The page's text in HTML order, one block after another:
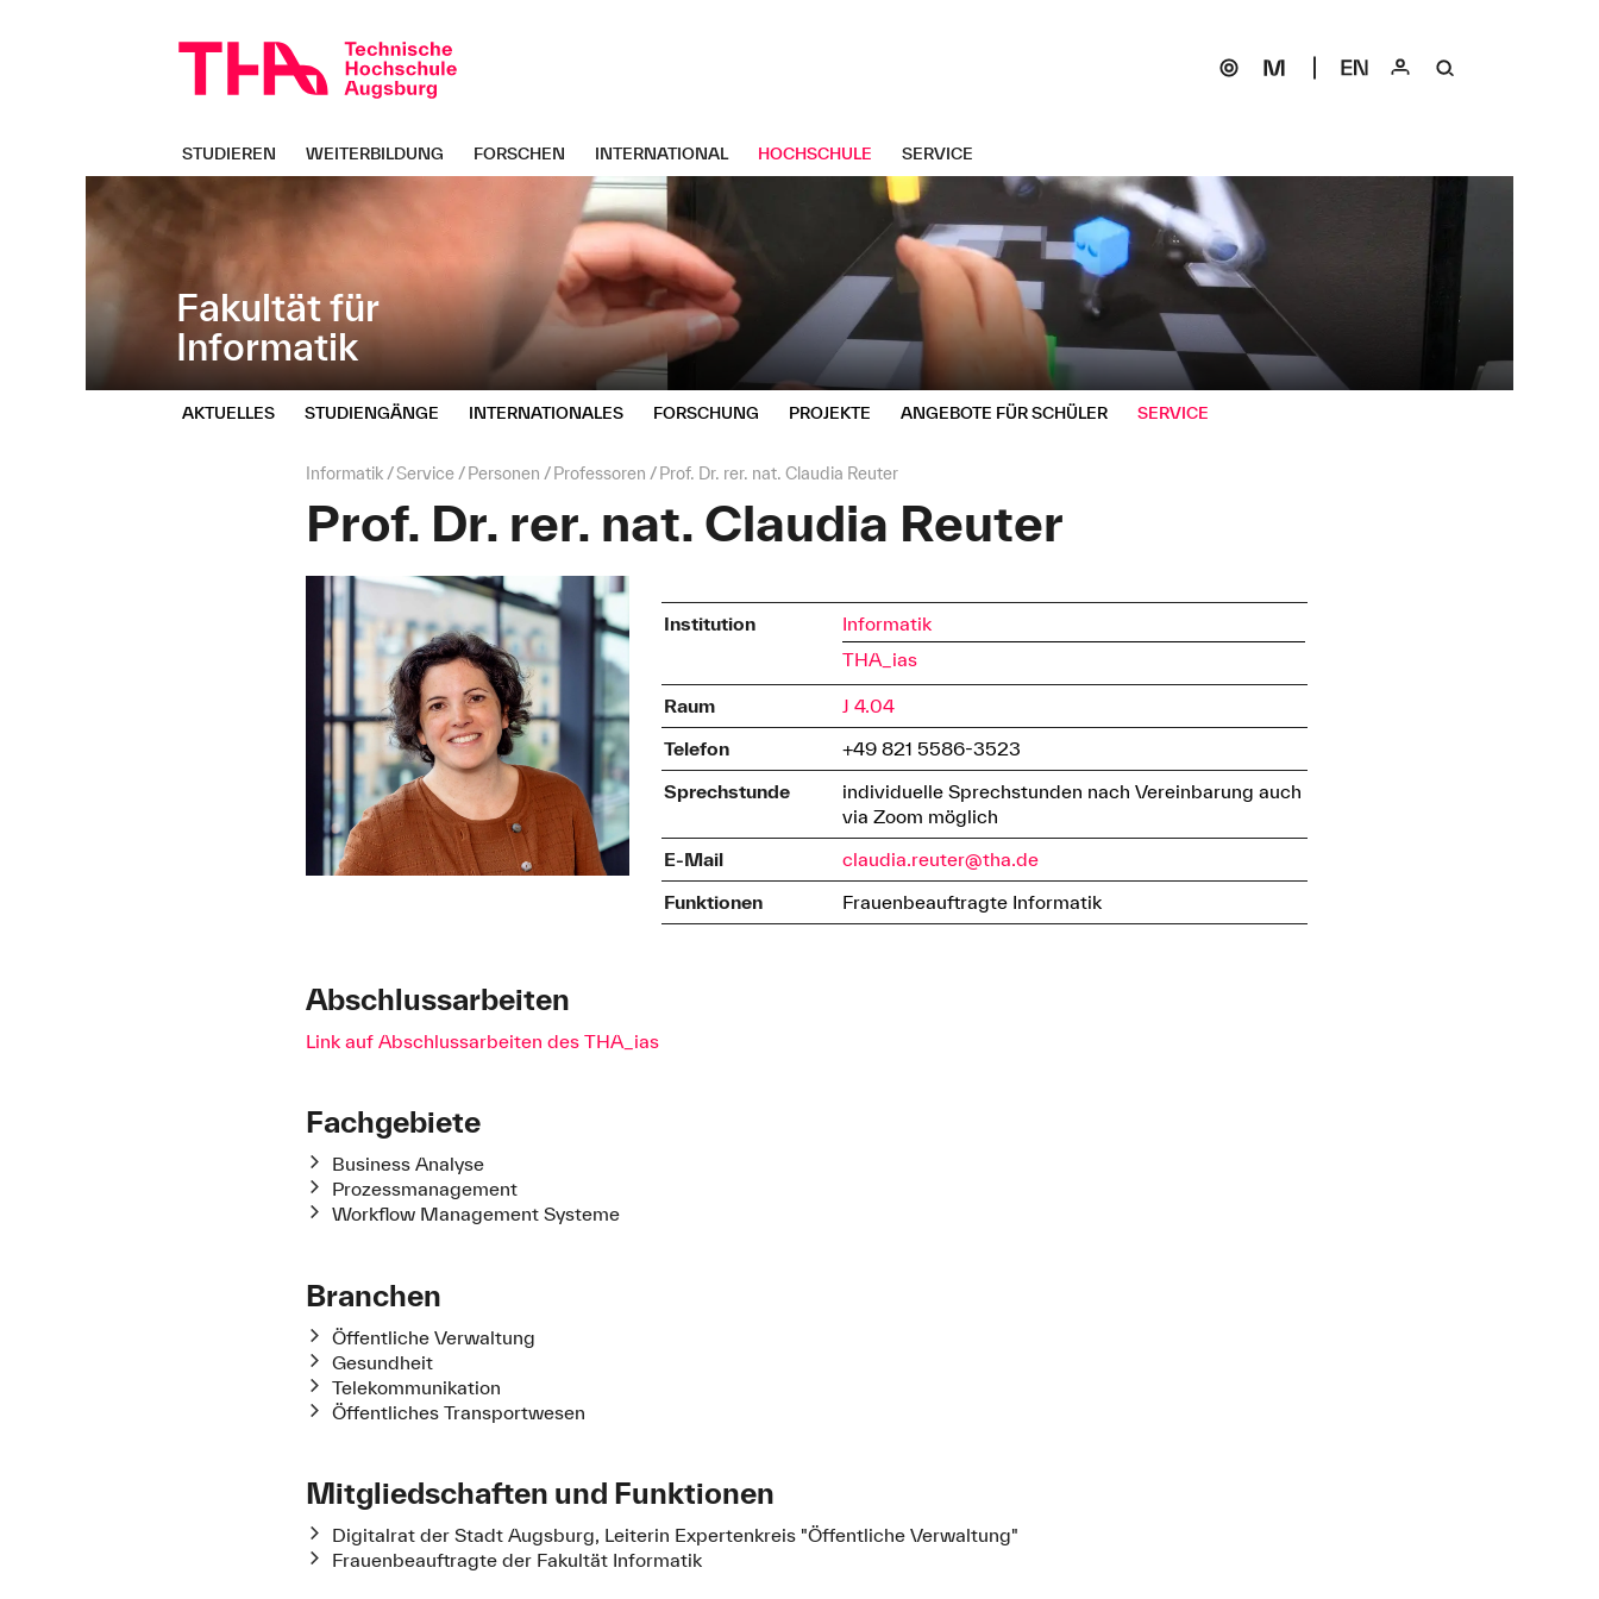
überspringen
Fakultät für
Informatik
STUDIEREN WEITERBILDUNG FORSCHEN INTERNATIONAL HOCHSCHULE SERVICE
AKTUELLES STUDIENGÄNGE INTERNATIONALES FORSCHUNG PROJEKTE ANGEBOTE FÜR SCHÜLER SERVICE
Seitenpfad:
Informatik Service Personen Professoren Prof. Dr. rer. nat. Claudia Reuter
Prof. Dr. rer. nat. Claudia Reuter
Institution
Informatik
THA_ias
Raum
J 4.04
Telefon
+49 821 5586-3523
Sprechstunde
individuelle Sprechstunden nach Vereinbarung auch
via Zoom möglich
E-Mail
claudia.reuter@tha.de
Funktionen
Frauenbeauftragte Informatik
Abschlussarbeiten
Link auf Abschlussarbeiten des THA_ias
Fachgebiete
Business Analyse
Prozessmanagement
Workflow Management Systeme
Branchen
Öffentliche Verwaltung
Gesundheit
Telekommunikation
Öffentliches Transportwesen
Mitgliedschaften und Funktionen
Digitalrat der Stadt Augsburg, Leiterin Expertenkreis "Öffentliche Verwaltung"
Frauenbeauftragte der Fakultät Informatik